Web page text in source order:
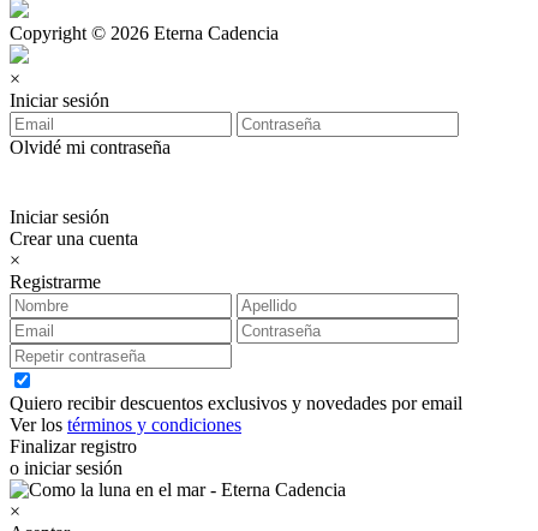
Copyright © 2026 Eterna Cadencia
×
Iniciar sesión
Olvidé mi contraseña
Iniciar sesión
Crear una cuenta
×
Registrarme
Quiero recibir descuentos exclusivos y novedades por email
Ver los términos y condiciones
Finalizar registro
o iniciar sesión
×